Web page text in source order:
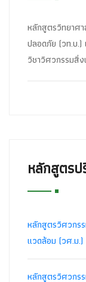
หลักสูตรวิทยาศ
ปลอดภัย (วท.บ
วิชาวิศวกรรมสิ่
หลักสูตร
หลักสูตรวิศวกร
แวดล้อม (วศ.ม.)
หลักสูตรวิศวกร